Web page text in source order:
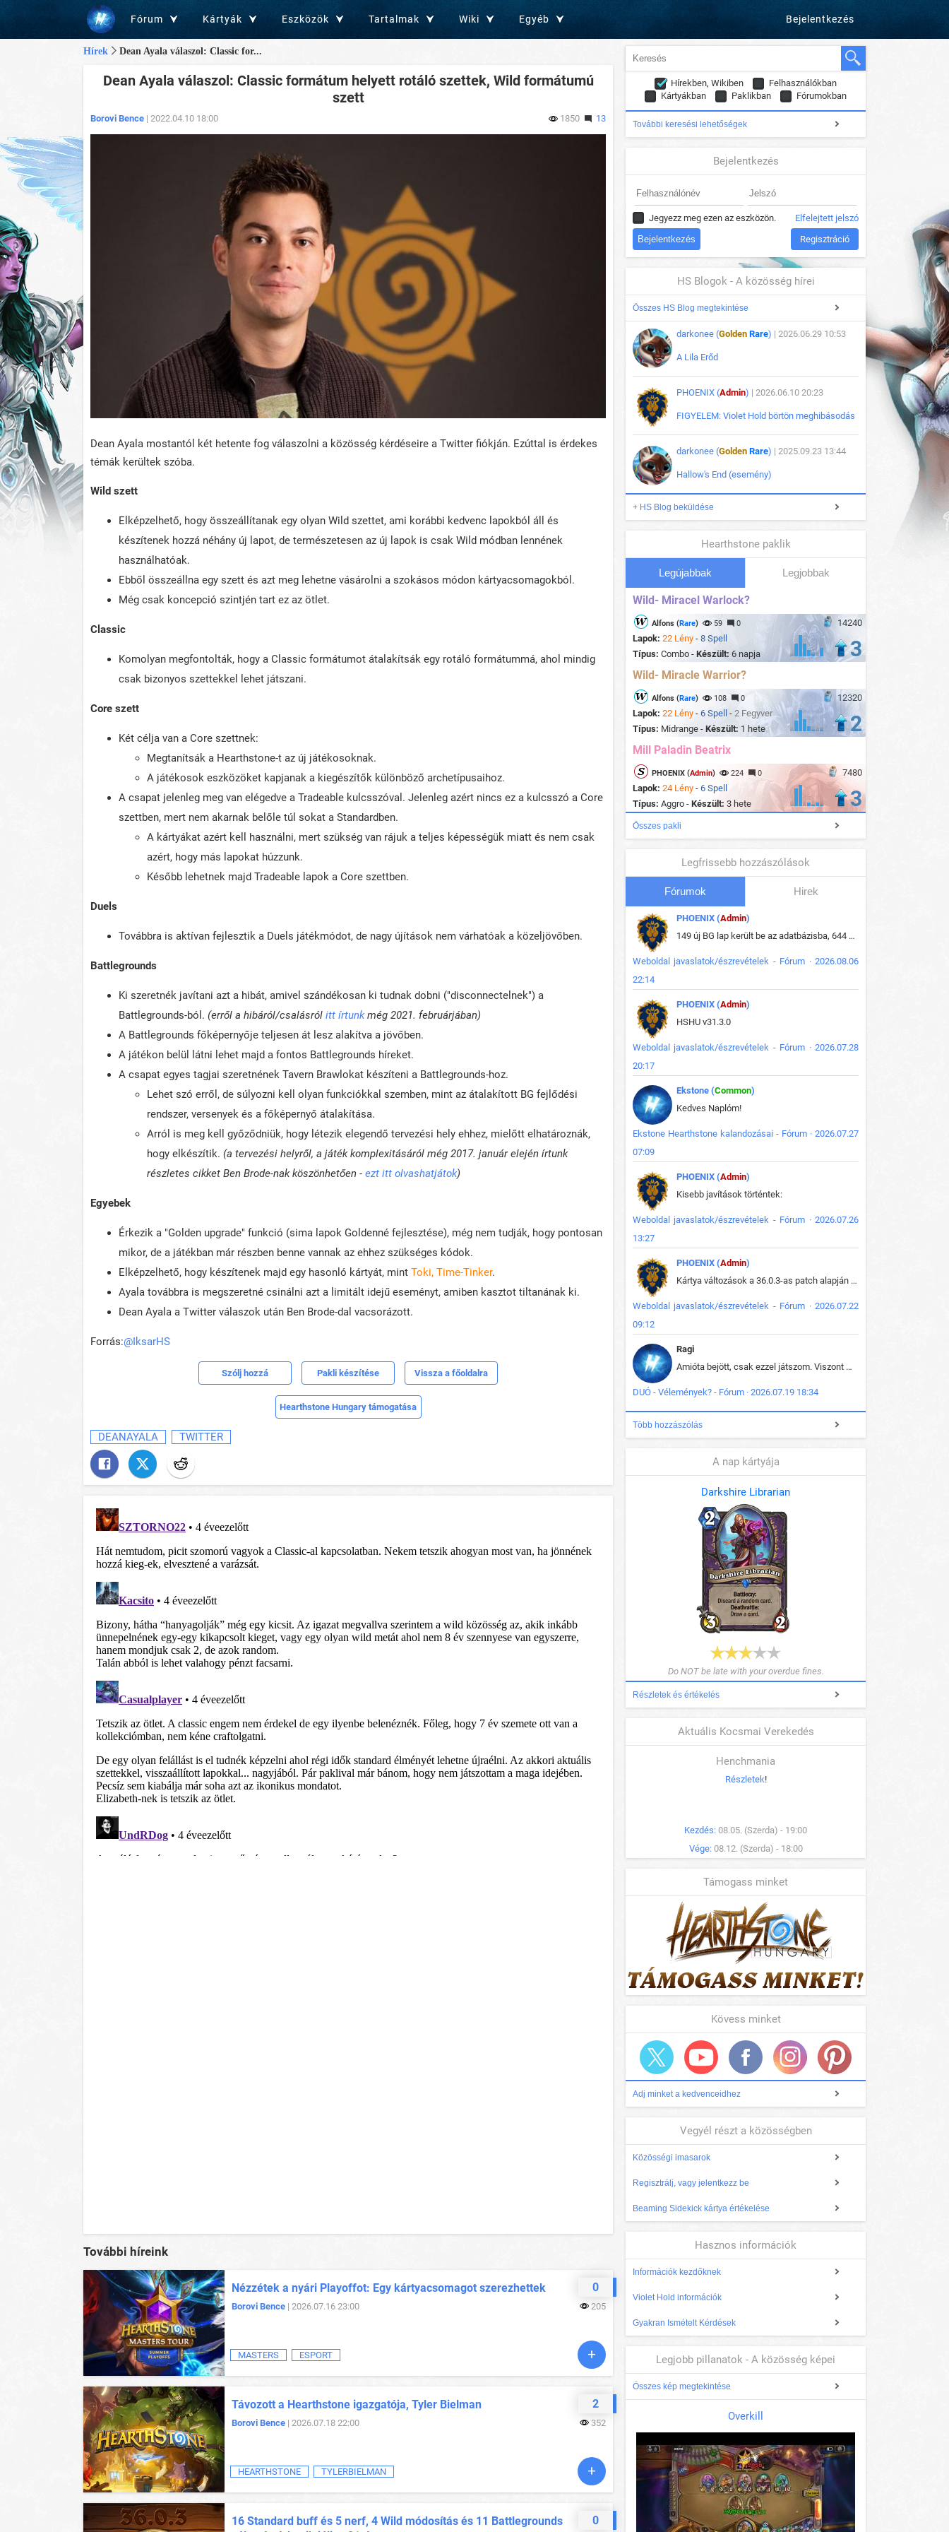
Fórum Kártyák Eszközök Tartalmak Wiki Egyéb Bejelentkezés
Hírek Dean Ayala válaszol: Classic for...
Dean Ayala válaszol: Classic formátum helyett rotáló szettek, Wild formátumú
szett
Borovi Bence | 2022.04.10 18:00 1850 13
Dean Ayala mostantól két hetente fog válaszolni a közösség kérdéseire a Twitter fiókján. Ezúttal is érdekes
témák kerültek szóba.
Wild szett
Elképzelhető, hogy összeállítanak egy olyan Wild szettet, ami korábbi kedvenc lapokból áll és
készítenek hozzá néhány új lapot, de természetesen az új lapok is csak Wild módban lennének
használhatóak.
Ebből összeállna egy szett és azt meg lehetne vásárolni a szokásos módon kártyacsomagokból.
Még csak koncepció szintjén tart ez az ötlet.
Classic
Komolyan megfontolták, hogy a Classic formátumot átalakítsák egy rotáló formátummá, ahol mindig
csak bizonyos szettekkel lehet játszani.
Core szett
Két célja van a Core szettnek:
Megtanítsák a Hearthstone-t az új játékosoknak.
A játékosok eszközöket kapjanak a kiegészítők különböző archetípusaihoz.
A csapat jelenleg meg van elégedve a Tradeable kulcsszóval. Jelenleg azért nincs ez a kulcsszó a Core
szettben, mert nem akarnak belőle túl sokat a Standardben.
A kártyákat azért kell használni, mert szükség van rájuk a teljes képességük miatt és nem csak
azért, hogy más lapokat húzzunk.
Később lehetnek majd Tradeable lapok a Core szettben.
Duels
Továbbra is aktívan fejlesztik a Duels játékmódot, de nagy újítások nem várhatóak a közeljövőben.
Battlegrounds
Ki szeretnék javítani azt a hibát, amivel szándékosan ki tudnak dobni ("disconnectelnek") a
Battlegrounds-ból. (erről a hibáról/csalásról itt írtunkmég 2021. februárjában)
A Battlegrounds főképernyője teljesen át lesz alakítva a jövőben.
A játékon belül látni lehet majd a fontos Battlegrounds híreket.
A csapat egyes tagjai szeretnének Tavern Brawlokat készíteni a Battlegrounds-hoz.
Lehet szó erről, de súlyozni kell olyan funkciókkal szemben, mint az átalakított BG fejlődési
rendszer, versenyek és a főképernyő átalakítása.
Arról is meg kell győződniük, hogy létezik elegendő tervezési hely ehhez, mielőtt elhatároznák,
hogy elkészítik. (a tervezési helyről, a játék komplexitásáról még 2017. január elején írtunk
részletes cikket Ben Brode-nak köszönhetően - ezt itt olvashatjátok)
Egyebek
Érkezik a "Golden upgrade" funkció (sima lapok Goldenné fejlesztése), még nem tudják, hogy pontosan
mikor, de a játékban már részben benne vannak az ehhez szükséges kódok.
Elképzelhető, hogy készítenek majd egy hasonló kártyát, mint Toki, Time-Tinker.
Ayala továbbra is megszeretné csinálni azt a limitált idejű eseményt, amiben kasztot tiltanának ki.
Dean Ayala a Twitter válaszok után Ben Brode-dal vacsorázott.
Forrás:@IksarHS
Szólj hozzá Pakli készítése Vissza a főoldalra
Hearthstone Hungary támogatása
DEANAYALA TWITTER
További híreink
0
Nézzétek a nyári Playoffot: Egy kártyacsomagot szerezhettek
Borovi Bence | 2026.07.16 23:00 205
MASTERS ESPORT
2
Távozott a Hearthstone igazgatója, Tyler Bielman
Borovi Bence | 2026.07.18 22:00 352
HEARTHSTONE TYLERBIELMAN
0
16 Standard buff és 5 nerf, 4 Wild módosítás és 11 Battlegrounds
Hírekben, Wikiben
Felhasználókban
Kártyákban
Paklikban Fórumokban
További keresési lehetőségek
Bejelentkezés
Jegyezz meg ezen az eszközön. Elfelejtett jelszó
Regisztráció
HS Blogok - A közösség hírei
Összes HS Blog megtekintése
darkonee (Golden Rare) | 2026.06.29 10:53
A Lila Erőd
PHOENIX (Admin) | 2026.06.10 20:23
FIGYELEM: Violet Hold börtön meghibásodás
darkonee (Golden Rare) | 2025.09.23 13:44
Hallow's End (esemény)
+ HS Blog beküldése
Hearthstone paklik
Legújabbak Legjobbak
Wild- Miracel Warlock?
14240
Alfons (Rare) 59 0
Lapok: 22 Lény - 8 Spell
Típus: Combo - Készült: 6 napja 3
Wild- Miracle Warrior?
12320
Alfons (Rare) 108 0
Lapok: 22 Lény - 6 Spell - 2 Fegyver
Típus: Midrange - Készült: 1 hete 2
Mill Paladin Beatrix
7480
PHOENIX (Admin) 224 0
Lapok: 24 Lény - 6 Spell
Típus: Aggro - Készült: 3 hete 3
Összes pakli
Legfrissebb hozzászólások
Fórumok Hirek
PHOENIX (Admin)
149 új BG lap került be az adatbázisba, 644 db meglévő BG lap módosult, bekerültek az új képek a megváltozott lapokhoz is.
Weboldal javaslatok/észrevételek - Fórum · 2026.08.06
22:14
PHOENIX (Admin)
HSHU v31.3.0
Weboldal javaslatok/észrevételek - Fórum · 2026.07.28
20:17
Ekstone (Common)
Kedves Naplóm!
Ekstone Hearthstone kalandozásai - Fórum · 2026.07.27
07:09
PHOENIX (Admin)
Kisebb javítások történtek:
Weboldal javaslatok/észrevételek - Fórum · 2026.07.26
13:27
PHOENIX (Admin)
Kártya változások a 36.0.3-as patch alapján frissítve az adatbázisban (képek is cserélve).
Weboldal javaslatok/észrevételek - Fórum · 2026.07.22
09:12
Ragi
Amióta bejött, csak ezzel játszom. Viszont mint minden más - akár az alapjáték is, ez is baromira összetett lett. Néha már pár kör után is esélytelen az egész. Vagy irreállisan túltápol valaki, vagy lelép a partner, vagy csak hülye mint a segg. És amikor eljönne az én időm, na akkor jön el mindenki másé is. Engem jobban érdekelne, hogy ki milyen ratingen szokott játszani. Na ez lenne egy érdekes adat.
DUÓ - Vélemények? - Fórum · 2026.07.19 18:34
Több hozzászólás
A nap kártyája
Darkshire Librarian
Do NOT be late with your overdue fines.
Részletek és értékelés
Aktuális Kocsmai Verekedés
Henchmania
Részletek!
Kezdés: 08.05. (Szerda) - 19:00
Vége: 08.12. (Szerda) - 18:00
Támogass minket
Kövess minket
Adj minket a kedvenceidhez
Vegyél részt a közösségben
Közösségi imasarok
Regisztrálj, vagy jelentkezz be
Beaming Sidekick kártya értékelése
Hasznos információk
Információk kezdőknek
Violet Hold információk
Gyakran Ismételt Kérdések
Legjobb pillanatok - A közösség képei
Összes kép megtekintése
Overkill